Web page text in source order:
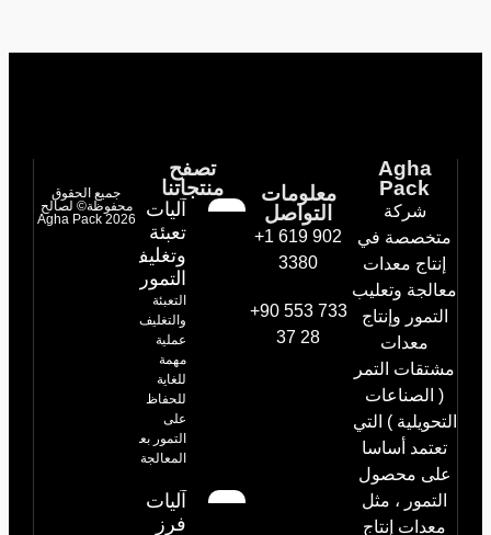
Agha
Pack
شركة
متخصصة في
إنتاج معدات
معالجة وتعليب
التمور وإنتاج
معدات
مشتقات التمر
( الصناعات
التحويلية ) التي
تعتمد أساسا
على محصول
التمور ، مثل
معدات إنتاج
معلومات
التواصل
+1 619 902
3380
+90 553 733
37 28
تصفح
منتجاتنا
آليات
تعبئة
وتغليف
التمور
التعبئة
والتغليف
عملية
مهمة
للغاية
للحفاظ
على
التمور بعد
المعالجة
آليات
فرز
جميع الحقوق
محفوظة© لصالح
Agha Pack 2026